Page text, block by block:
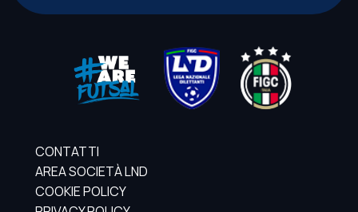
CONTATTI
AREA SOCIETÀ LND
COOKIE POLICY